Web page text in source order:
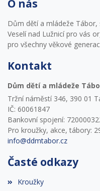
O nás
Dům dětí a mládeže Tábor,
Veselí nad Lužnicí pro vás
pro všechny věkové
Kontakt
Dům dětí a mládeže
Tržní náměstí 346, 390 01
IČ: 60061847
Bankovní spojení:
Pro kroužky, akce, tábory:
info@ddmtabor.cz
Časté odkazy
Kroužky